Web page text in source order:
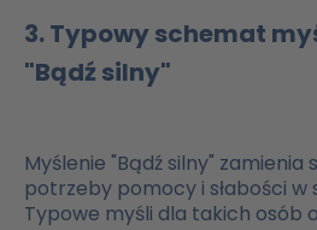
3. Typowy schemat
"Bądź silny"
Myślenie "Bądź silny" zamienia
potrzeby pomocy i słabości w
Typowe myśli dla takich osób